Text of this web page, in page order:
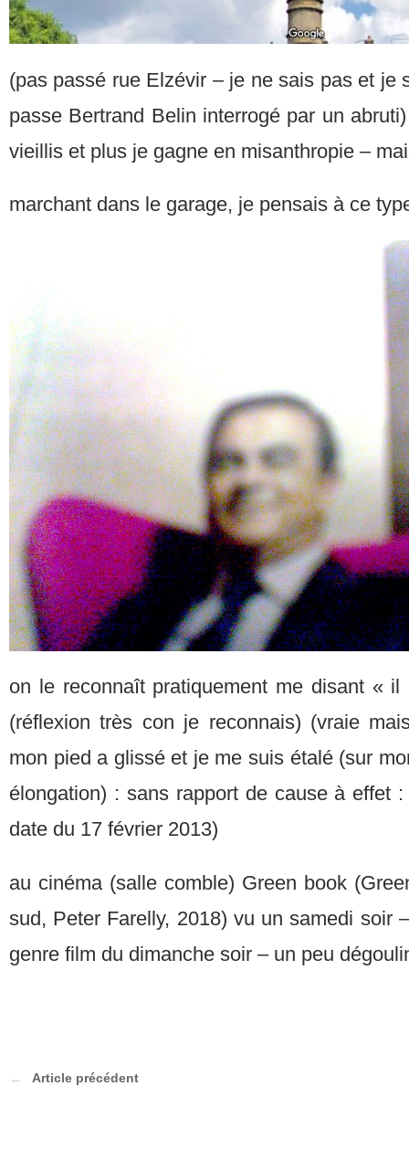
(pas passé rue Elzévir – je ne sais pas et je
passe Bertrand Belin interrogé par un
vieillis et plus je gagne en misanthropie –
marchant dans le garage, je pensais à ce
on le reconnaît pratiquement me disant « il
(réflexion très con je reconnais) (vraie
mon pied a glissé et je me suis étalé (sur
élongation) : sans rapport de cause à effet
date du 17 février 2013)
au cinéma (salle comble) Green book
sud, Peter Farelly, 2018) vu un samedi soir
genre film du dimanche soir – un peu
Article précédent